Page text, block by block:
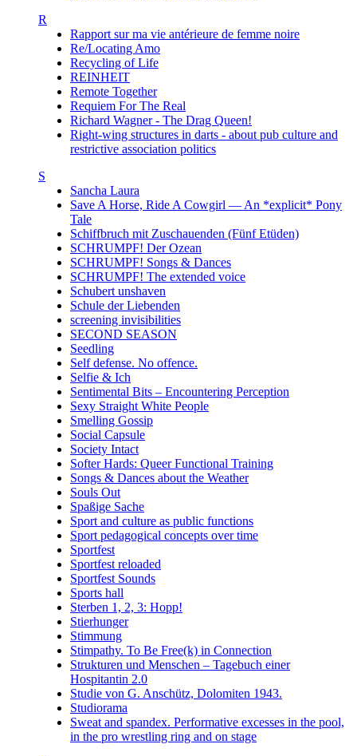
R
Rapport sur ma vie antérieure de femme noire
Re/Locating Amo
Recycling of Life
REINHEIT
Remote Together
Requiem For The Real
Richard Wagner - The Drag Queen!
Right-wing structures in darts - about pub culture and
restrictive association politics
S
Sancha Laura
Save A Horse, Ride A Cowgirl — An *explicit* Pony
Tale
Schiffbruch mit Zuschauenden (Fünf Etüden)
SCHRUMPF! Der Ozean
SCHRUMPF! Songs & Dances
SCHRUMPF! The extended voice
Schubert unshaven
Schule der Liebenden
screening invisibilities
SECOND SEASON
Seedling
Self defense. No offence.
Selfie & Ich
Sentimental Bits – Encountering Perception
Sexy Straight White People
Smelling Gossip
Social Capsule
Society Intact
Softer Hards: Queer Functional Training
Songs & Dances about the Weather
Souls Out
Spaßige Sache
Sport and culture as public functions
Sport pedagogical concepts over time
Sportfest
Sportfest reloaded
Sportfest Sounds
Sports hall
Sterben 1, 2, 3: Hopp!
Stierhunger
Stimmung
Stimpathy. To Be Free(k) in Connection
Strukturen und Menschen – Tagebuch einer
Hospitantin 2.0
Studie von G. Anschütz, Dolomiten 1943.
Studiorama
Sweat and spandex. Performative excesses in the pool,
in the pro wrestling ring and on stage